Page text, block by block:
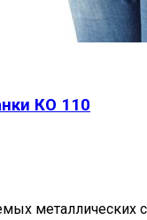
КО 110
металлических